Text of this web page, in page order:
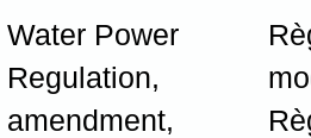
Water Power
Regulation,
amendment,